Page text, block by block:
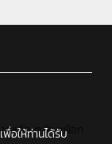
แก้ว ต.ช้างเผือก
พื่อให้ท่านได้รับ